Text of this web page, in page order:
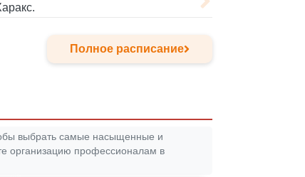
Полное расписание
выбрать самые насыщенные и
организацию профессионалам в